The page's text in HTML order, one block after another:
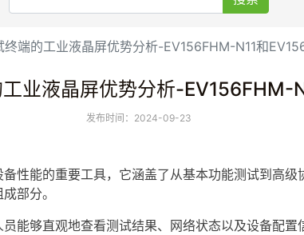
端的工业液晶屏优势分析-EV156FHM-N11和
业液晶屏优势分析-EV156FHM-
发布时间：2024-09-23
能的重要工具，它涵盖了从基本功能测试到高级
部分。
够直观地查看测试结果、网络状态以及设备配置